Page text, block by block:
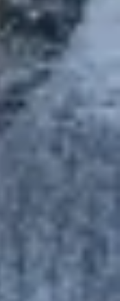
van
uit
te
actief